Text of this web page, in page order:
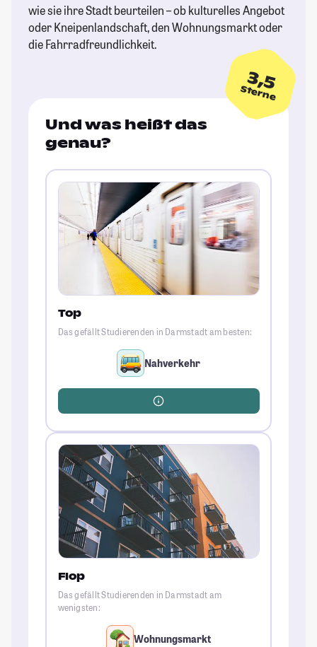
wie sie ihre Stadt beurteilen – ob kulturelles Angebot
oder Kneipenlandschaft, den Wohnungsmarkt oder
die Fahrradfreundlichkeit.
3,5
Sterne
Und was heißt das
genau?
Top
Das gefällt Studierenden in Darmstadt am besten:
Nahverkehr
Flop
Das gefällt Studierenden in Darmstadt am
wenigsten:
Wohnungsmarkt